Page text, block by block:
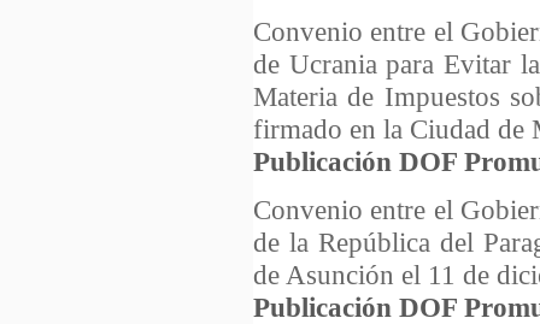
Convenio entre el
de Ucrania para Evitar
Materia de Impuestos
firmado en la Ciudad de
Publicación DOF
Convenio entre el
de la República del
de Asunción el 11 de
Publicación DOF